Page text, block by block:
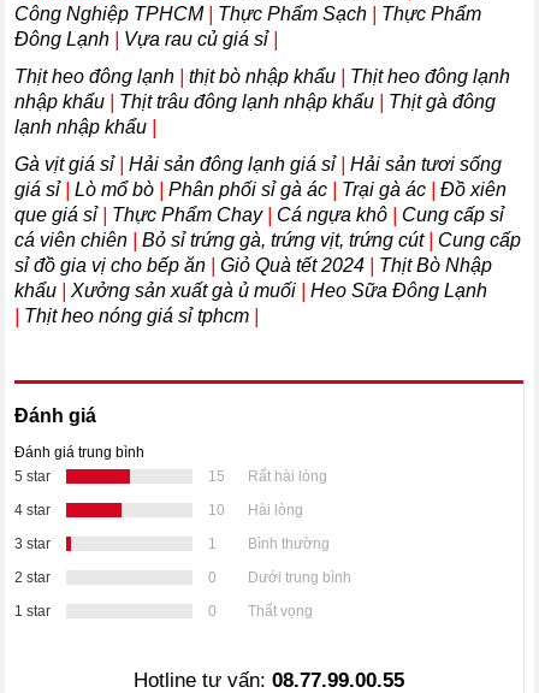
Công Nghiệp TPHCM| Thực Phẩm Sạch
Thực Phẩm
Đông Lạnh
Vựa rau củ giá sỉ|
Thịt heo đông lạnh |thịt bò nhập khẩu
Thịt heo đông lạnh
nhập khẩu
Thịt trâu đông lạnh nhập khẩu
Thịt gà đông
lạnh nhập khẩu
Gà vịt giá sỉ|Hải sản đông lạnh giá sỉ|Hải sản tươi sống
giá sỉ|Lò mổ bò |Phân phối sỉ gà ác Trại gà ác |Đồ xiên
que giá sỉ| Thực Phẩm Chay| Cá ngựa khô
Cung cấp sỉ
cá viên chiên
Bỏ sỉ trứng gà, trứng vịt, trứng cút| Cung cấp
sỉ đồ gia vị cho bếp ăn |Giỏ Quà tết 2024
Thịt Bò Nhập
khẩu |Xưởng sản xuất gà ủ muối |Heo Sữa Đông Lạnh
Thịt heo nóng giá sỉ tphcm
Đánh giá
Đánh giá trung bình
5 star
15
Rất hài lòng
4 star
10
Hài lòng
3 star
1
Bình thường
2 star
0
Dưới trung bình
1 star
0 Thất vọng
Hotline tư vấn: 08.77.99.00.55